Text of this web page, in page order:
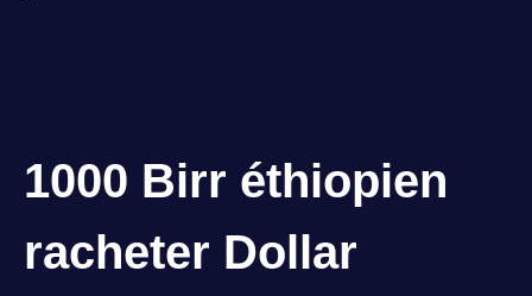
1000 Birr éthiopien
racheter Dollar